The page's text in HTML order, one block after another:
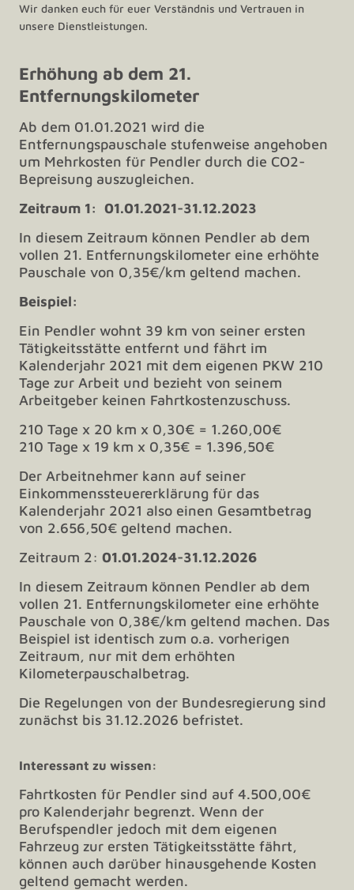
Wir danken euch für euer Verständnis und Vertrauen in
unsere Dienstleistungen.
Erhöhung ab dem 21.
Entfernungskilometer
Ab dem 01.01.2021 wird die
Entfernungspauschale stufenweise angehoben
um Mehrkosten für Pendler durch die CO2-
Bepreisung auszugleichen.
Zeitraum 1: 01.01.2021-31.12.2023
In diesem Zeitraum können Pendler ab dem
vollen 21. Entfernungskilometer eine erhöhte
Pauschale von 0,35€/km geltend machen.
Beispiel:
Ein Pendler wohnt 39 km von seiner ersten
Tätigkeitsstätte entfernt und fährt im
Kalenderjahr 2021 mit dem eigenen PKW 210
Tage zur Arbeit und bezieht von seinem
Arbeitgeber keinen Fahrtkostenzuschuss.
210 Tage x 20 km x 0,30€ = 1.260,00€
210 Tage x 19 km x 0,35€ = 1.396,50€
Der Arbeitnehmer kann auf seiner
Einkommenssteuererklärung für das
Kalenderjahr 2021 also einen Gesamtbetrag
von 2.656,50€ geltend machen.
Zeitraum 2:01.01.2024-31.12.2026
In diesem Zeitraum können Pendler ab dem
vollen 21. Entfernungskilometer eine erhöhte
Pauschale von 0,38€/km geltend machen. Das
Beispiel ist identisch zum o.a. vorherigen
Zeitraum, nur mit dem erhöhten
Kilometerpauschalbetrag.
Die Regelungen von der Bundesregierung sind
zunächst bis 31.12.2026 befristet.
Interessant zu wissen:
Fahrtkosten für Pendler sind auf 4.500,00€
pro Kalenderjahr begrenzt. Wenn der
Berufspendler jedoch mit dem eigenen
Fahrzeug zur ersten Tätigkeitsstätte fährt,
können auch darüber hinausgehende Kosten
geltend gemacht werden.